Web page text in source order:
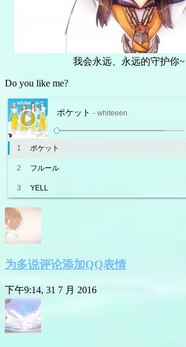
我会永远、永远的守护你
Do you like me?
ポケット - whiteeen
1 ポケット
2 フルール
3 YELL
为多说评论添加QQ表情
下午9:14, 31 7 月 2016